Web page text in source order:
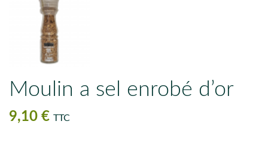
Moulin a sel enrobé d’or
9,10 € TTC